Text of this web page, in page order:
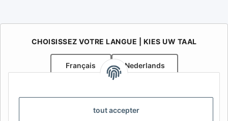
tout accepter
CHOISISSEZ VOTRE LANGUE | KIES UW TAAL
Français Nederlands
specialist in onderdelen voor aanhangwagens